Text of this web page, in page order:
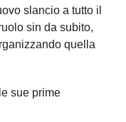
slancio a tutto il
sin da subito,
quella
sue prime